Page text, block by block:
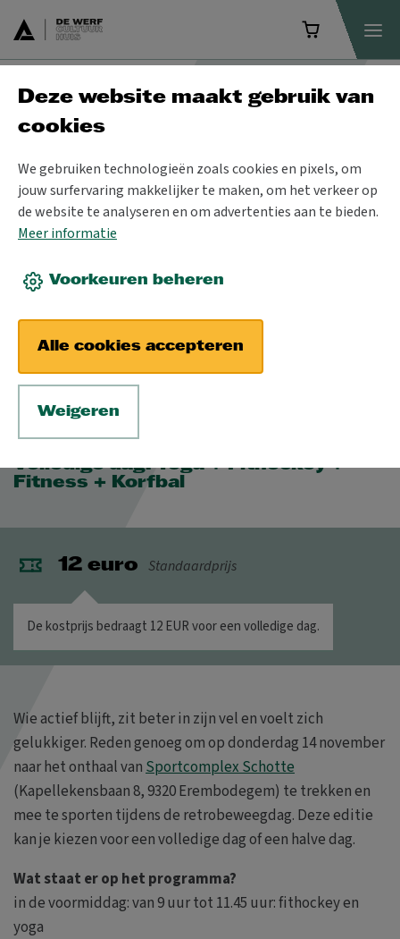
Programma
Wie actief blijft, zit beter in zijn vel en voelt zich
gelukkiger. Reden genoeg om op donderdag 14 november
naar het onthaal van Sportcomplex Schotte
(Kapellekensbaan 8, 9320 Erembodegem) te trekken en
mee te sporten tijdens de retrobeweegdag. Deze editie
kan je kiezen voor een volledige dag of een halve dag.
Wat staat er op het programma?
in de voormiddag: van 9 uur tot 11.45 uur: fithockey en
yoga
Volledige dag: Yoga + Fithockey +
Fitness + Korfbal
12 euro Standaardprijs
De kostprijs bedraagt 12 EUR voor een volledige dag.
Deze website maakt gebruik van
cookies
We gebruiken technologieën zoals cookies en pixels, om
jouw surfervaring makkelijker te maken, om het verkeer op
de website te analyseren en om advertenties aan te bieden.
Meer informatie
Voorkeuren beheren
Alle cookies accepteren
Weigeren